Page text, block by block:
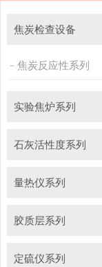
焦炭检查设备
焦炭反应性系列
实验焦炉系列
石灰活性度系列
量热仪系列
胶质层系列
定硫仪系列